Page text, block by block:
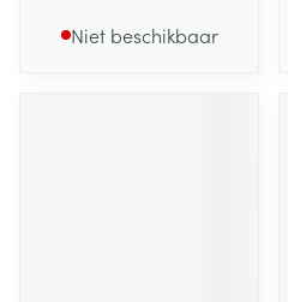
Niet beschikbaar